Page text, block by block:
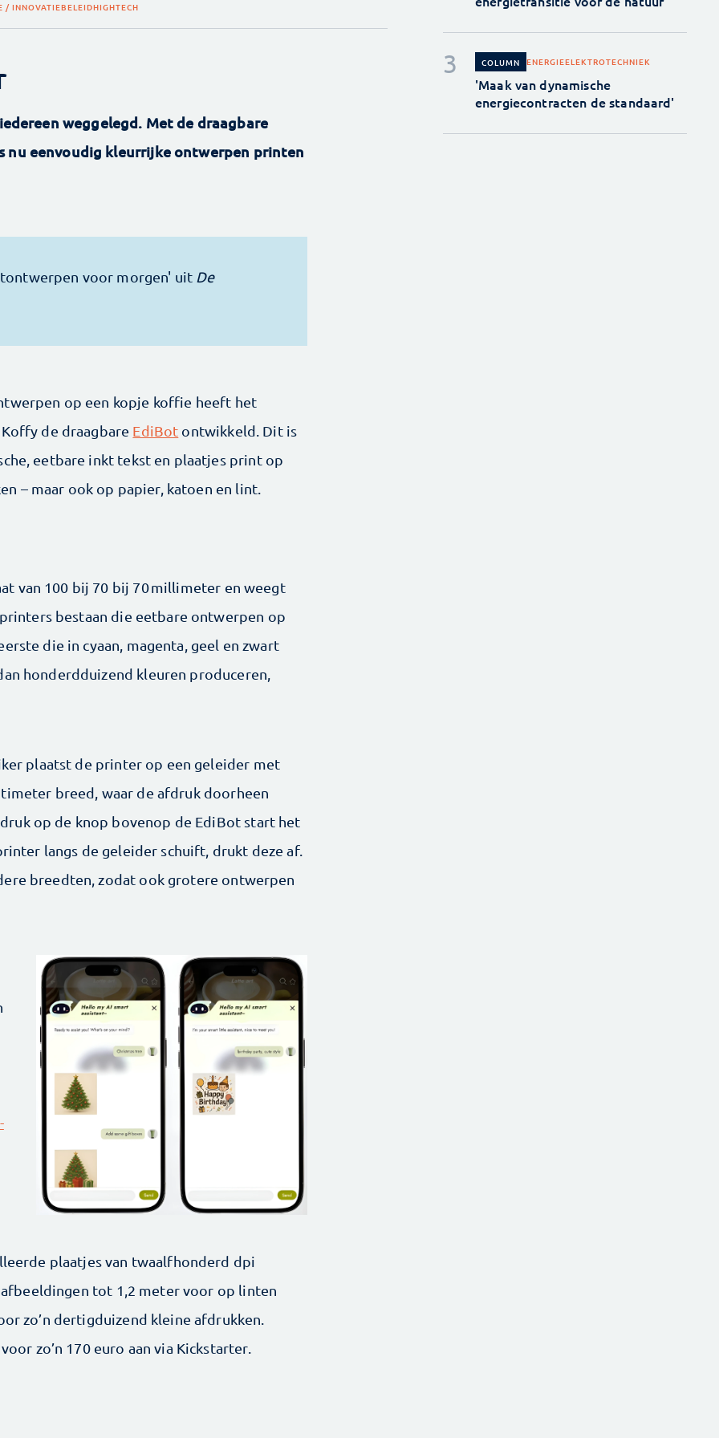
/ INNOVATIEBELEIDHIGHTECH
weggelegd. Met de draagbare
nu eenvoudig kleurrijke ontwerpen printen
voor morgen' uit De
op een kopje koffie heeft het
de draagbare EdiBot ontwikkeld. Dit is
eetbare inkt tekst en plaatjes print op
– maar ook op papier, katoen en lint.
van 100 bij 70 bij 70 millimeter en weegt
bestaan die eetbare ontwerpen op
die in cyaan, magenta, geel en zwart
honderdduizend kleuren produceren,
plaatst de printer op een geleider met
breed, waar de afdruk doorheen
op de knop bovenop de EdiBot start het
langs de geleider schuift, drukt deze af.
breedten, zodat ook grotere ontwerpen
plaatjes van twaalfhonderd dpi
tot 1,2 meter voor op linten
zo’n dertigduizend kleine afdrukken.
zo’n 170 euro aan via Kickstarter.
COLUMN ENERGIEELEKTROTECHNIEK
'Maak van dynamische
energiecontracten de standaard'